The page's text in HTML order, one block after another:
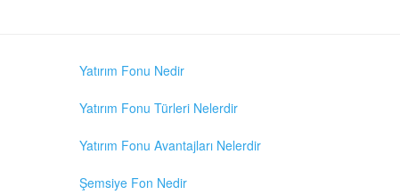
Yatırım Fonu Nedir
Yatırım Fonu Türleri Nelerdir
Yatırım Fonu Avantajları Nelerdir
Şemsiye Fon Nedir